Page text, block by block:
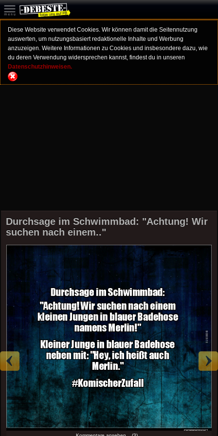
Diese Website verwendet Cookies. Wir können damit die Seitennutzung
auswerten, um nutzungsbasiert redaktionelle Inhalte und Werbung
anzuzeigen. Weitere Informationen zu Cookies und insbesondere dazu, wie
du deren Verwendung widersprechen kannst, findest du in unseren
Datenschutzhinweisen.
Durchsage im Schwimmbad: "Achtung! Wir
suchen nach einem.."